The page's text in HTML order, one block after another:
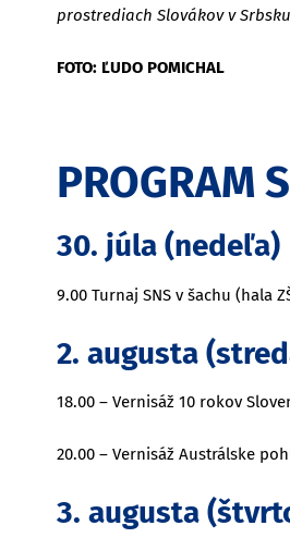
prostrediach Slovákov v
FOTO: ĽUDO POMICHAL
PROGRAM
30. júla (nedeľa)
9.00 Turnaj SNS v šachu (hala
2. augusta
18.00 – Vernisáž 10 rokov
20.00 – Vernisáž Austrálske
3. augusta